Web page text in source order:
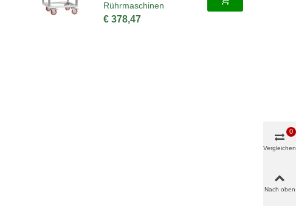
Rührmaschinen
€ 378,47
Vergleichen
0
Nach oben